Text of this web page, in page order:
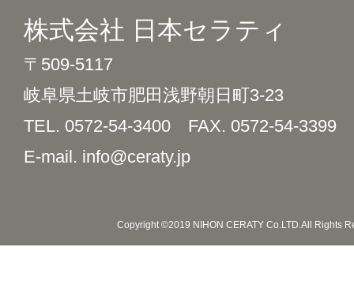
株式会社 日本セラティ
〒509-5117
岐阜県土岐市肥田浅野朝日町3-23
TEL. 0572-54-3400 FAX. 0572-54-3399
E-mail. info@ceraty.jp
Copyright ©2019 NIHON CERATY Co.LTD.All Rights